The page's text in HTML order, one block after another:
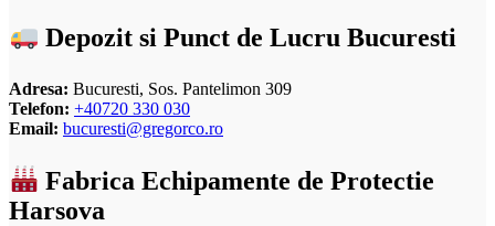
Depozit si Punct de Lucru Bucuresti
Adresa: Bucuresti, Sos. Pantelimon 309
Telefon: +40720 330 030
Email: bucuresti@gregorco.ro
Fabrica Echipamente de Protectie
Harsova